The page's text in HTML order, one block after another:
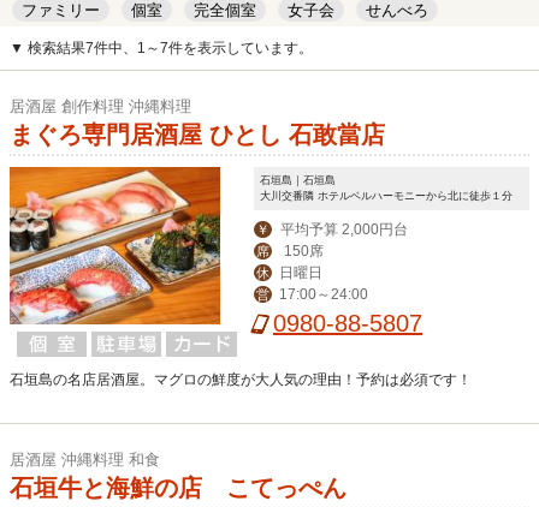
ファミリー
個室 完全個室 女子会
せんべろ
キッズルーム
安い デート
▼ 検索結果7件中、1～7件を表示しています。
居酒屋 創作料理 沖縄料理
まぐろ専門居酒屋 ひとし 石敢當店
石垣島｜石垣島
大川交番隣 ホテルベルハーモニーから北に徒歩１分
￥ 平均予算 2,000円台
席 150席
休 日曜日
営 17:00～24:00
0980-88-5807
石垣島の名店居酒屋。マグロの鮮度が大人気の理由！予約は必須です！
居酒屋 沖縄料理 和食
石垣牛と海鮮の店 こてっぺん